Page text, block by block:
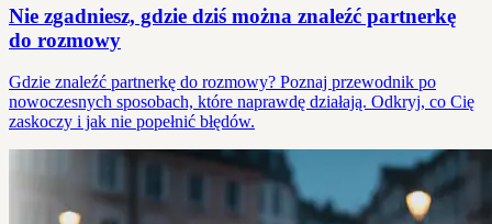
Nie zgadniesz, gdzie dziś można znaleźć partnerkę
do rozmowy
Gdzie znaleźć partnerkę do rozmowy? Poznaj przewodnik po
nowoczesnych sposobach, które naprawdę działają. Odkryj, co Cię
zaskoczy i jak nie popełnić błędów.